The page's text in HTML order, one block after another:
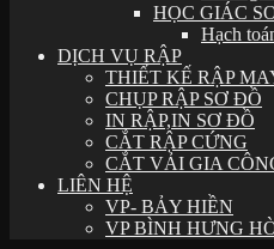
HỌC GIÁC
Hạch
DỊCH VỤ RẬP
THIẾT KẾ RẬP
CHỤP RẬP SƠ ĐỒ
IN RẬP,IN SƠ ĐỒ
CẮT RẬP CỨNG
CẮT VẢI GIA
LIÊN HỆ
VP- BẢY HIỀN
VP BÌNH HƯNG